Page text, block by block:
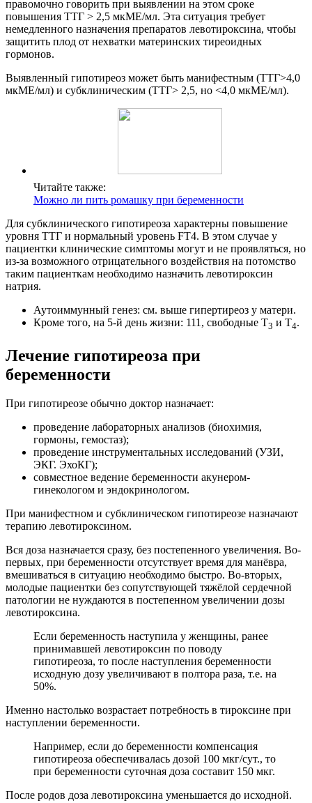
правомочно говорить при выявлении на этом сроке
повышения ТТГ > 2,5 мкМЕ/мл. Эта ситуация требует
немедленного назначения препаратов левотироксина, чтобы
защитить плод от нехватки материнских тиреоидных
гормонов.
Выявленный гипотиреоз может быть манифестным (ТТГ>4,0
мкМЕ/мл) и субклиническим (ТТГ> 2,5, но <4,0 мкМЕ/мл).
Читайте также:
Можно ли пить ромашку при беременности
Для субклинического гипотиреоза характерны повышение
уровня ТТГ и нормальный уровень FT4. В этом случае у
пациентки клинические симптомы могут и не проявляться, но
из-за возможного отрицательного воздействия на потомство
таким пациенткам необходимо назначить левотироксин
натрия.
Аутоиммунный генез: см. выше гипертиреоз у матери.
Кроме того, на 5-й день жизни: 111, свободные Т3 и Т4.
Лечение гипотиреоза при
беременности
При гипотиреозе обычно доктор назначает:
проведение лабораторных анализов (биохимия,
гормоны, гемостаз);
проведение инструментальных исследований (УЗИ,
ЭКГ. ЭхоКГ);
совместное ведение беременности акунером-
гинекологом и эндокринологом.
При манифестном и субклиническом гипотиреозе назначают
терапию левотироксином.
Вся доза назначается сразу, без постепенного увеличения. Во-
первых, при беременности отсутствует время для манёвра,
вмешиваться в ситуацию необходимо быстро. Во-вторых,
молодые пациентки без сопутствующей тяжёлой сердечной
патологии не нуждаются в постепенном увеличении дозы
левотироксина.
Если беременность наступила у женщины, ранее
принимавшей левотироксин по поводу
гипотиреоза, то после наступления беременности
исходную дозу увеличивают в полтора раза, т.е. на
50%.
Именно настолько возрастает потребность в тироксине при
наступлении беременности.
Например, если до беременности компенсация
гипотиреоза обеспечивалась дозой 100 мкг/сут., то
при беременности суточная доза составит 150 мкг.
После родов доза левотироксина уменьшается до исходной.